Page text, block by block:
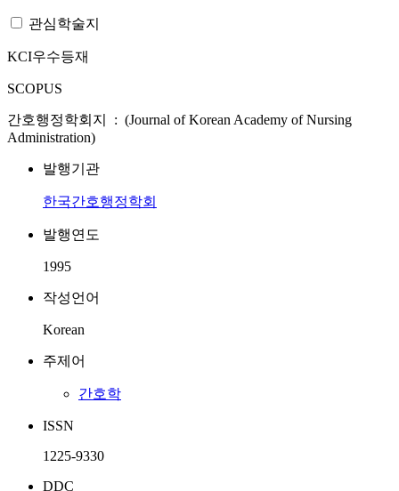
관심학술지
KCI우수등재
SCOPUS
간호행정학회지 : (Journal of Korean Academy of Nursing
Administration)
발행기관
한국간호행정학회
발행연도
1995
작성언어
Korean
주제어
간호학
ISSN
1225-9330
DDC